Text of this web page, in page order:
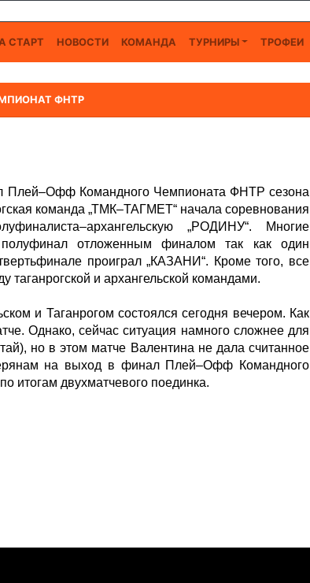
СТАРТ НОВОСТИ КОМАНДА ТУРНИРЫ ТРОФЕИ
ФНТР
Плей–Офф Командного Чемпионата ФНТР сезона
команда „ТМК–ТАГМЕТ“ начала соревнования
„РОДИНУ“. Многие
отложенным финалом так как один
проиграл „КАЗАНИ“. Кроме того, все
и архангельской командами.
и Таганрогом состоялся сегодня вечером. Как
Однако, сейчас ситуация намного сложнее для
но в этом матче Валентина не дала считанное
на выход в финал Плей–Офф Командного
итогам двухматчевого поединка.